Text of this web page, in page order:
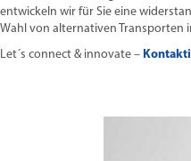
entwickeln wir für Sie eine
Wahl von alternativen
Let´s connect & innovate –